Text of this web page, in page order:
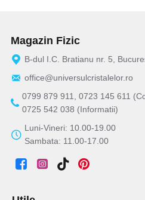
Magazin Fizic
B-dul I.C. Bratianu nr. 5,
office@universulcristalelor.ro
0799 879 911, 0723 145 611
0725 542 038 (Informatii)
Luni-Vineri: 10.00-19.00
Sambata: 11.00-17.00